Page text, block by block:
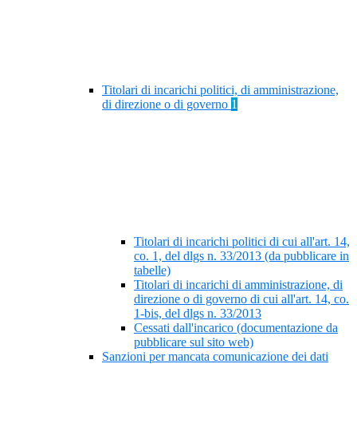
Titolari di incarichi politici, di amministrazione,
di direzione o di governo 1
Titolari di incarichi politici di cui all'art. 14,
co. 1, del dlgs n. 33/2013 (da pubblicare in
tabelle)
Titolari di incarichi di amministrazione, di
direzione o di governo di cui all'art. 14, co.
1-bis, del dlgs n. 33/2013
Cessati dall'incarico (documentazione da
pubblicare sul sito web)
Sanzioni per mancata comunicazione dei dati